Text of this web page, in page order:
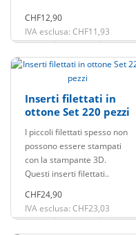
CHF12,90
IVA esclusa: CHF11,93
Inserti filettati in
ottone Set 220 pezzi
I piccoli filettati spesso non
possono essere stampati
con la stampante 3D.
Questi inserti filettati..
CHF24,90
IVA esclusa: CHF23,03